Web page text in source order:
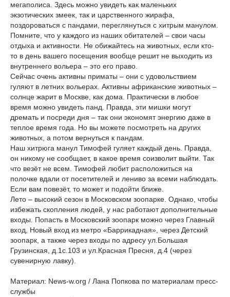
мегаполиса. Здесь можно увидеть как маленьких
экзотических змеек, так и царственного жирафа,
поздороваться с пандами, переглянуться с хитрым манулом.
Помните, что у каждого из наших обитателей – свои часы
отдыха и активности. Не обижайтесь на животных, если кто-
то в день вашего посещения вообще решит не выходить из
внутреннего вольера – это его право.
Сейчас очень активны приматы – они с удовольствием
гуляют в летних вольерах. Активны африканские животных –
солнце жарит в Москве, как дома. Практически в любое
время можно увидеть панд. Правда, эти мишки могут
дремать и посреди дня – так они экономят энергию даже в
теплое время года. Но вы можете посмотреть на других
животных, а потом вернуться к пандам.
Наш хитрюга манул Тимофей гуляет каждый день. Правда,
он никому не сообщает, в какое время соизволит выйти. Так
что везёт не всем. Тимофей любит расположиться на
полочке вдали от посетителей и лениво за всеми наблюдать.
Если вам повезёт, то может и подойти ближе.
Лето – высокий сезон в Московском зоопарке. Однако, чтобы
избежать скопления людей, у нас работают дополнительные
входы. Попасть в Московский зоопарк можно через Главный
вход, Новый вход из метро «Баррикадная», через Детский
зоопарк, а также через входы по адресу ул.Большая
Грузинская, д.1с.103 и ул.Красная Пресня, д.4 (через
сувенирную лавку).
Материал: News-w.org / Лана Попкова по материалам пресс-
службы